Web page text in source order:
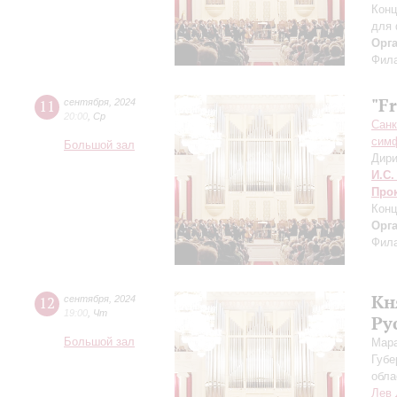
для
11 сентября 2024
20:00 Ср
Большой зал
И.С.
12 сентября 2024
19:00 Чт
Большой зал
Лев